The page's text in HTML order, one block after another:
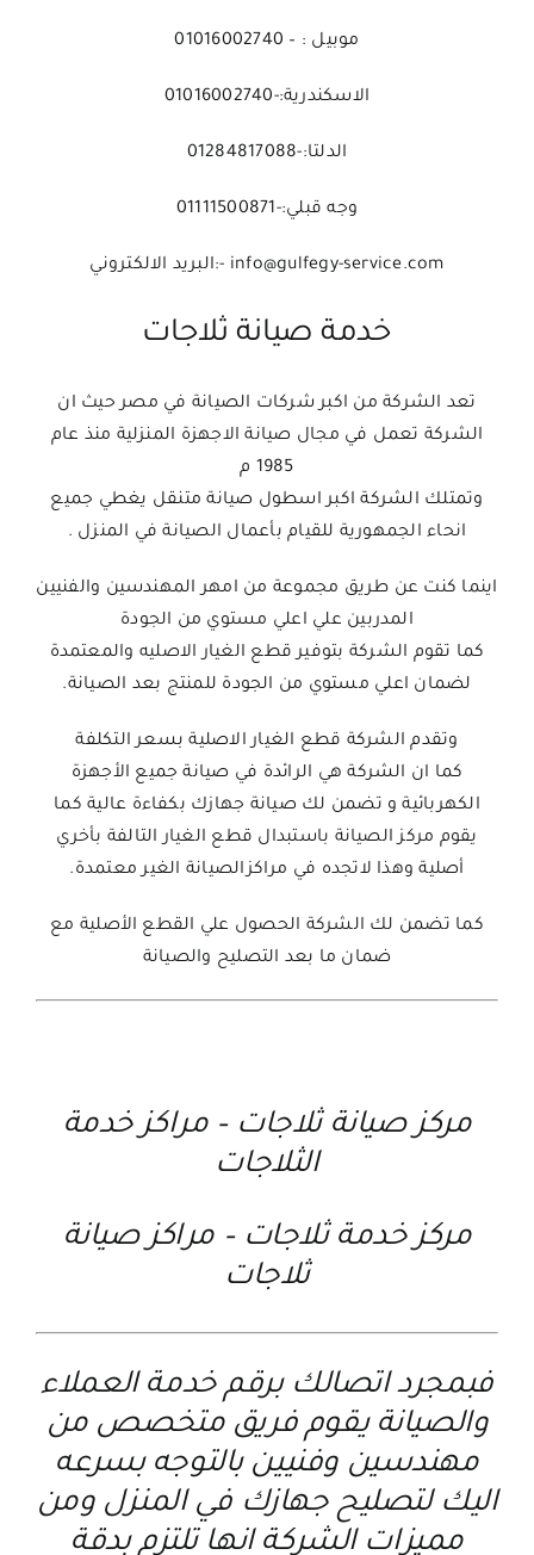
موبيل : – 01016002740
الاسكندرية:-01016002740
الدلتا:-01284817088
وجه قبلي:-01111500871
info@gulfegy-service.com -:البريد الالكتروني
خدمة صيانة ثلاجات
تعد الشركة من اكبر شركات الصيانة في مصر حيث ان
الشركة تعمل في مجال صيانة الاجهزة المنزلية منذ عام
1985 م
وتمتلك الشركة اكبر اسطول صيانة متنقل يغطي جميع
انحاء الجمهورية للقيام بأعمال الصيانة في المنزل .
اينما كنت عن طريق مجموعة من امهر المهندسين والفنيين
المدربين علي اعلي مستوي من الجودة
كما تقوم الشركة بتوفير قطع الغيار الاصليه والمعتمدة
لضمان اعلي مستوي من الجودة للمنتج بعد الصيانة.
وتقدم الشركة قطع الغيار الاصلية بسعر التكلفة
كما ان الشركة هي الرائدة في صيانة جميع الأجهزة
الكهربائية و تضمن لك صيانة جهازك بكفاءة عالية كما
يقوم مركز الصيانة باستبدال قطع الغيار التالفة بأخري
أصلية وهذا لاتجده في مراكزالصيانة الغير معتمدة.
كما تضمن لك الشركة الحصول علي القطع الأصلية مع
ضمان ما بعد التصليح والصيانة
مركز صيانة ثلاجات –مراكز خدمة
الثلاجات
مركز خدمة ثلاجات– مراكز صيانة
ثلاجات
فبمجرد اتصالك برقم خدمة العملاء
والصيانة يقوم فريق متخصص من
مهندسين وفنيين بالتوجه بسرعه
اليك لتصليح جهازك في المنزل ومن
مميزات الشركة انها تلتزم بدقة